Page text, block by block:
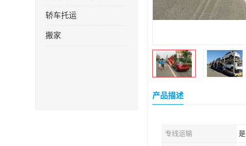
轿车托运
搬家
产品描述
专线运输 是